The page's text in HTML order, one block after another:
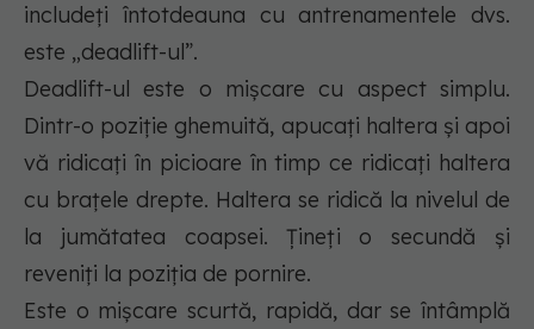
includeți întotdeauna cu antrenamentele dvs.
este „deadlift-ul”.
Deadlift-ul este o mișcare cu aspect simplu.
Dintr-o poziție ghemuită, apucați haltera și apoi
vă ridicați în picioare în timp ce ridicați haltera
cu brațele drepte. Haltera se ridică la nivelul de
la jumătatea coapsei. Țineți o secundă și
reveniți la poziția de pornire.
Este o mișcare scurtă, rapidă, dar se întâmplă